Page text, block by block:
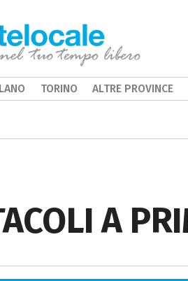
A
TORINO ALTRE PROVINCE